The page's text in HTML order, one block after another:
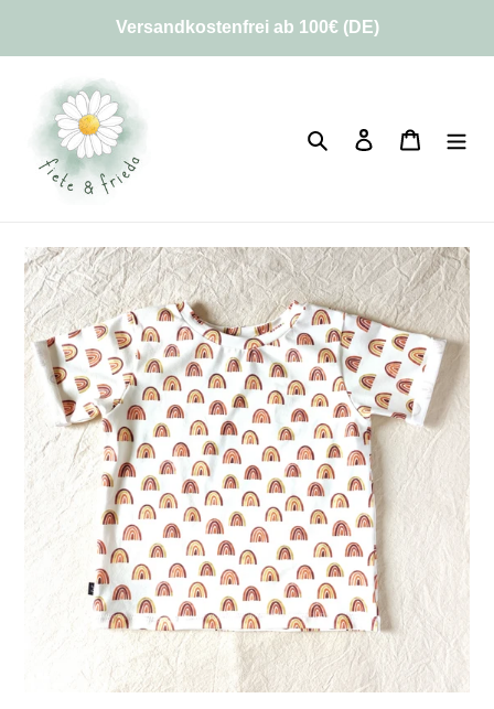
Versandkostenfrei ab 100€ (DE)
Suchen Einloggen